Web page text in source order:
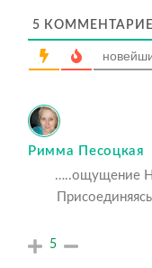
5
Римма Песоцкая
…..ощущение
5